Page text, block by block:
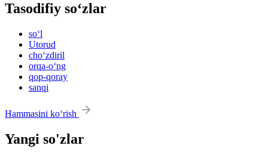
Tasodifiy so‘zlar
so‘l
Utorud
cho‘zdiril
orqa-o‘ng
qop-qoray
sanqi
Hammasini ko‘rish
Yangi so'zlar